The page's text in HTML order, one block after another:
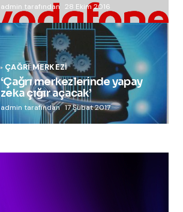
admin tarafından 28 Ekim 2016
ÇAĞRI MERKEZI
‘Çağrı merkezlerinde yapay
zeka çığır açacak’
admin tarafından 17 Şubat 2017